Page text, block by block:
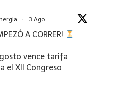
· 3 Ago
A CORRER!
vence tarifa
el XII Congreso